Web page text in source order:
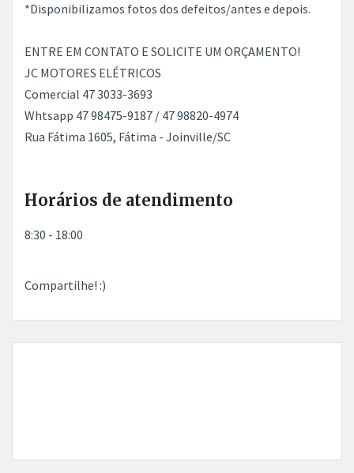
*Disponibilizamos fotos dos defeitos/antes e depois.
ENTRE EM CONTATO E SOLICITE UM ORÇAMENTO!
JC MOTORES ELÉTRICOS
Comercial 47 3033-3693
Whtsapp 47 98475-9187 / 47 98820-4974
Rua Fátima 1605, Fátima - Joinville/SC
Horários de atendimento
8:30 - 18:00
Compartilhe! :)